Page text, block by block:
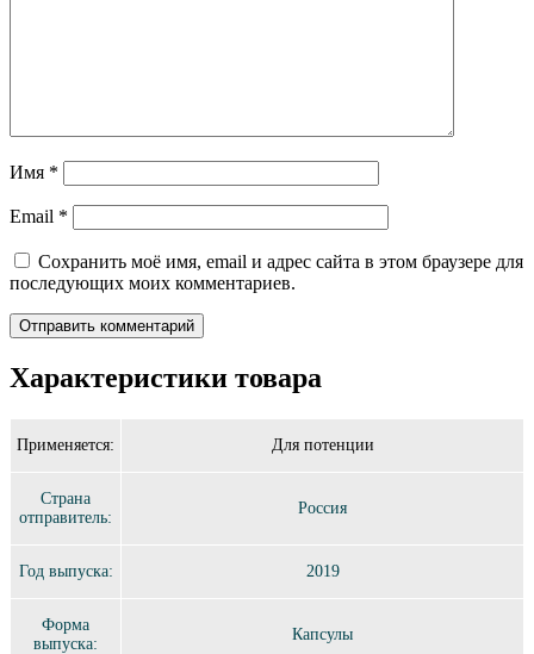
Имя *
Email *
Сохранить моё имя, email и адрес сайта в этом браузере для
последующих моих комментариев.
Характеристики товара
Применяется: Для потенции
Страна
отправитель:
Россия
Год выпуска: 2019
Форма
выпуска:
Капсулы